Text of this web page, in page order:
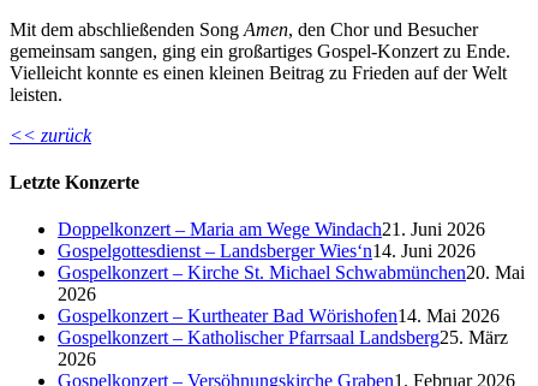
Mit dem abschließenden Song Amen, den Chor und Besucher
gemeinsam sangen, ging ein großartiges Gospel-Konzert zu Ende.
Vielleicht konnte es einen kleinen Beitrag zu Frieden auf der Welt
leisten.
<< zurück
Letzte Konzerte
Doppelkonzert – Maria am Wege Windach21. Juni 2026
Gospelgottesdienst – Landsberger Wies‘n14. Juni 2026
Gospelkonzert – Kirche St. Michael Schwabmünchen20. Mai
2026
Gospelkonzert – Kurtheater Bad Wörishofen14. Mai 2026
Gospelkonzert – Katholischer Pfarrsaal Landsberg25. März
2026
Gospelkonzert – Versöhnungskirche Graben1. Februar 2026